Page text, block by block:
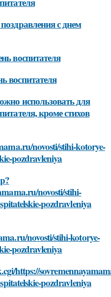
с днем
воспитателя
воспитателя
использовать для
кроме стихов
novosti/stihi-kotorye-
pozdravleniya
novosti/stihi-
pozdravleniya
novosti/stihi-kotorye-
pozdravleniya
https://
pozdravleniya